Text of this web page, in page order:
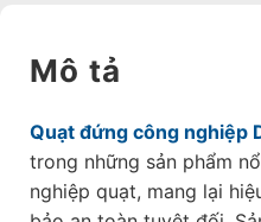
Mô tả
Quạt đứng công nghiệp
trong những sản phẩm
nghiệp quạt, mang lại